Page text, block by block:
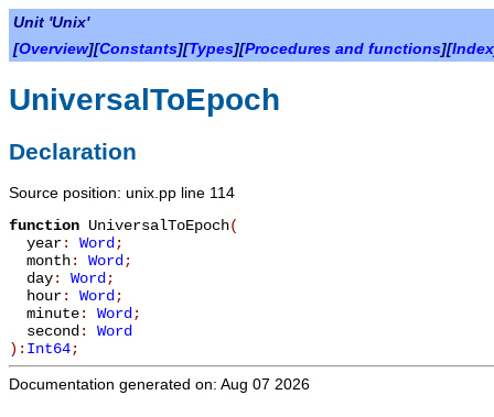
Unit 'Unix'
[Overview][Constants][Types][Procedures and functions][Index
UniversalToEpoch
Declaration
Source position: unix.pp line 114
function UniversalToEpoch(
year: Word ;
month: Word ;
day: Word ;
hour: Word ;
minute: Word ;
second : Word
): Int64;
Documentation generated on: Aug 07 2026